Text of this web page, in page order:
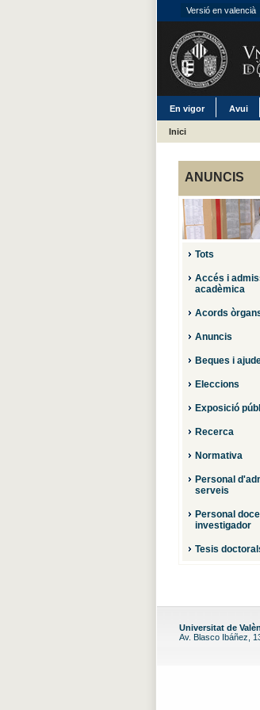
En vigor Avui
Inici
ANUNCIS
Tots
Accés i
acadèmica
Acords
Anuncis
Beques i
Eleccions
Exposició
Recerca
Normativa
Personal
serveis
Personal
investigador
Tesis
Universitat de
Av. Blasco Ibáñez,